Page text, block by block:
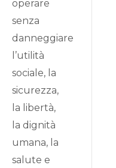
operare
senza
danneggiare
l’utilità
sociale, la
sicurezza,
la libertà,
la dignità
umana, la
salute e